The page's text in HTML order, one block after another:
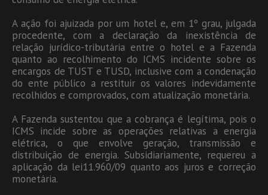
A ação foi ajuizada por um hotel e, em 1º grau, julgada
procedente, com a declaração da inexistência de
relação jurídico-tributária entre o hotel e a Fazenda
quanto ao recolhimento do ICMS incidente sobre os
encargos de TUST e TUSD, inclusive com a condenação
do ente público a restituir os valores indevidamente
recolhidos e comprovados, com atualização monetária.
A Fazenda sustentou que a cobrança é legítima, pois o
ICMS incide sobre as operações relativas a energia
elétrica, o que envolve geração, transmissão e
distribuição de energia. Subsidiariamente, requereu a
aplicação da lei11.960/09 quanto aos juros e correção
monetária.